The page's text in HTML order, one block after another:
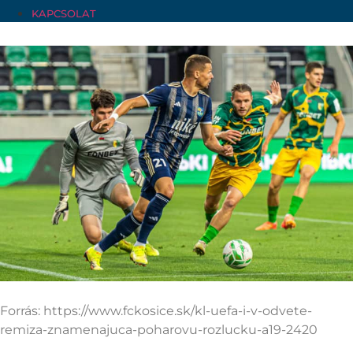
KAPCSOLAT
Forrás: https://www.fckosice.sk/kl-uefa-i-v-odvete-
remiza-znamenajuca-poharovu-rozlucku-a19-2420